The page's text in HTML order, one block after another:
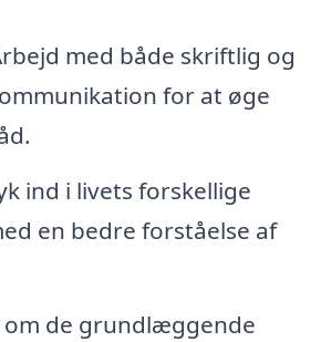
med både skriftlig og
for at øge
ind i livets forskellige
en bedre forståelse af
om de grundlæggende